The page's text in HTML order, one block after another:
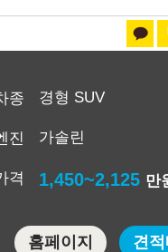
종 경형 SUV
진 가솔린
격 1,450~2,125 만
홈페이지 견적